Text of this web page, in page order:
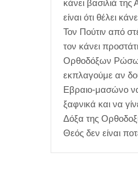
κάνει βασιλιά
είναι ότι θέλει
Τον Πούτιν από
τον κάνει
Ορθοδόξων
εκπλαγούμε αν
Εβραιο-μασώνο
ξαφνικά και να
Δόξα της
Θεός δεν είναι